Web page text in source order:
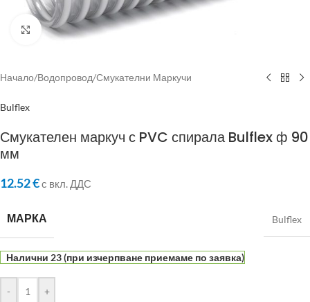
Click to enlarge
Начало/Водопровод/Смукателни Маркучи
Bulflex
Смукателен маркуч с PVC спирала Bulflex ф 90
мм
12.52€с вкл. ДДС
МАРКА Bulflex
Налични 23 (при изчерпване приемаме по заявка)
- +